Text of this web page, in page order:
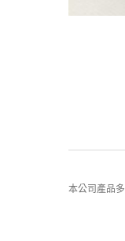
本公司產品